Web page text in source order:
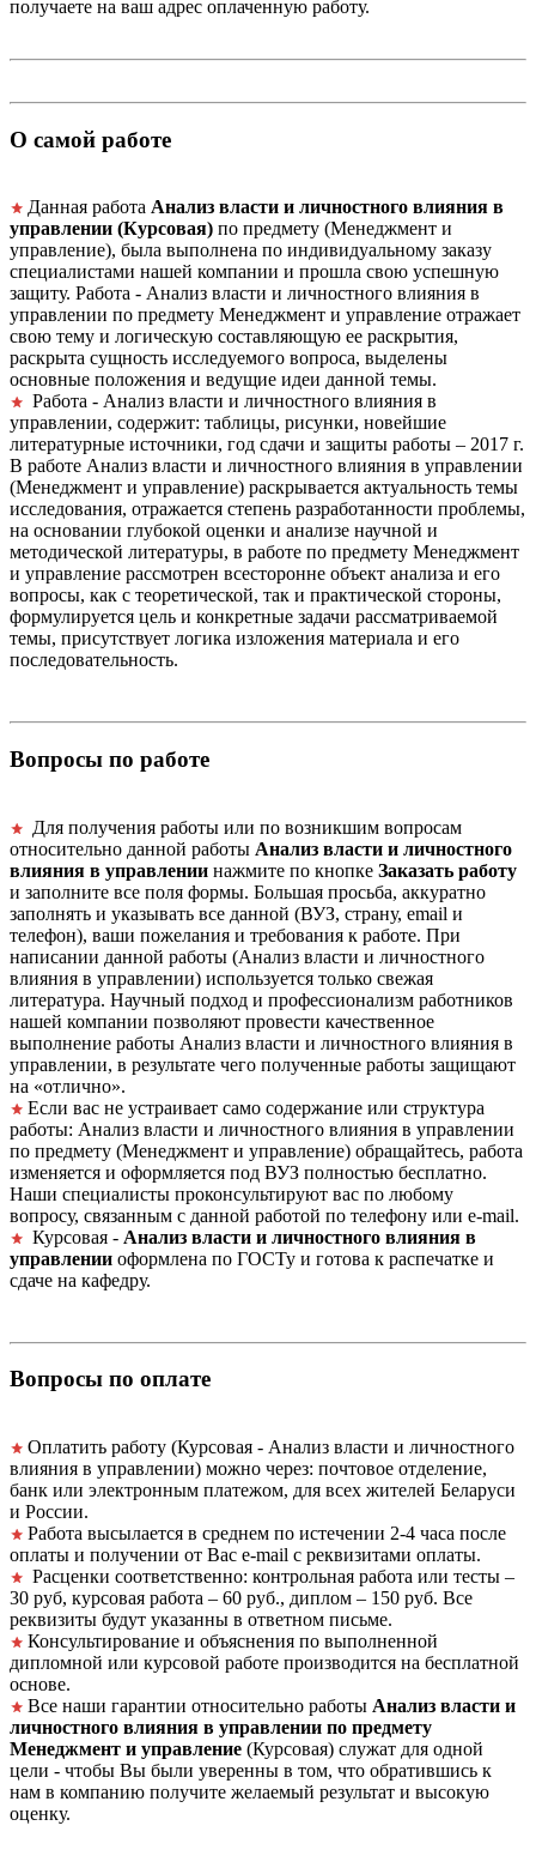
получаете на ваш адрес оплаченную работу.
О самой работе
Данная работа Анализ власти и личностного влияния в
управлении (Курсовая) по предмету (Менеджмент и
управление), была выполнена по индивидуальному заказу
специалистами нашей компании и прошла свою успешную
защиту. Работа - Анализ власти и личностного влияния в
управлении по предмету Менеджмент и управление отражает
свою тему и логическую составляющую ее раскрытия,
раскрыта сущность исследуемого вопроса, выделены
основные положения и ведущие идеи данной темы.
Работа - Анализ власти и личностного влияния в
управлении, содержит: таблицы, рисунки, новейшие
литературные источники, год сдачи и защиты работы – 2017 г.
В работе Анализ власти и личностного влияния в управлении
(Менеджмент и управление) раскрывается актуальность темы
исследования, отражается степень разработанности проблемы,
на основании глубокой оценки и анализе научной и
методической литературы, в работе по предмету Менеджмент
и управление рассмотрен всесторонне объект анализа и его
вопросы, как с теоретической, так и практической стороны,
формулируется цель и конкретные задачи рассматриваемой
темы, присутствует логика изложения материала и его
последовательность.
Вопросы по работе
Для получения работы или по возникшим вопросам
относительно данной работы Анализ власти и личностного
влияния в управлении нажмите по кнопке Заказать работу
и заполните все поля формы. Большая просьба, аккуратно
заполнять и указывать все данной (ВУЗ, страну, email и
телефон), ваши пожелания и требования к работе. При
написании данной работы (Анализ власти и личностного
влияния в управлении) используется только свежая
литература. Научный подход и профессионализм работников
нашей компании позволяют провести качественное
выполнение работы Анализ власти и личностного влияния в
управлении, в результате чего полученные работы защищают
на «отлично».
Если вас не устраивает само содержание или структура
работы: Анализ власти и личностного влияния в управлении
по предмету (Менеджмент и управление) обращайтесь, работа
изменяется и оформляется под ВУЗ полностью бесплатно.
Наши специалисты проконсультируют вас по любому
вопросу, связанным с данной работой по телефону или e-mail.
Курсовая - Анализ власти и личностного влияния в
управлении оформлена по ГОСТу и готова к распечатке и
сдаче на кафедру.
Вопросы по оплате
Оплатить работу (Курсовая - Анализ власти и личностного
влияния в управлении) можно через: почтовое отделение,
банк или электронным платежом, для всех жителей Беларуси
и России.
Работа высылается в среднем по истечении 2-4 часа после
оплаты и получении от Вас e-mail с реквизитами оплаты.
Расценки соответственно: контрольная работа или тесты –
30 руб, курсовая работа – 60 руб., диплом – 150 руб. Все
реквизиты будут указанны в ответном письме.
Консультирование и объяснения по выполненной
дипломной или курсовой работе производится на бесплатной
основе.
Все наши гарантии относительно работы Анализ власти и
личностного влияния в управлении по предмету
Менеджмент и управление (Курсовая) служат для одной
цели - чтобы Вы были уверенны в том, что обратившись к
нам в компанию получите желаемый результат и высокую
оценку.